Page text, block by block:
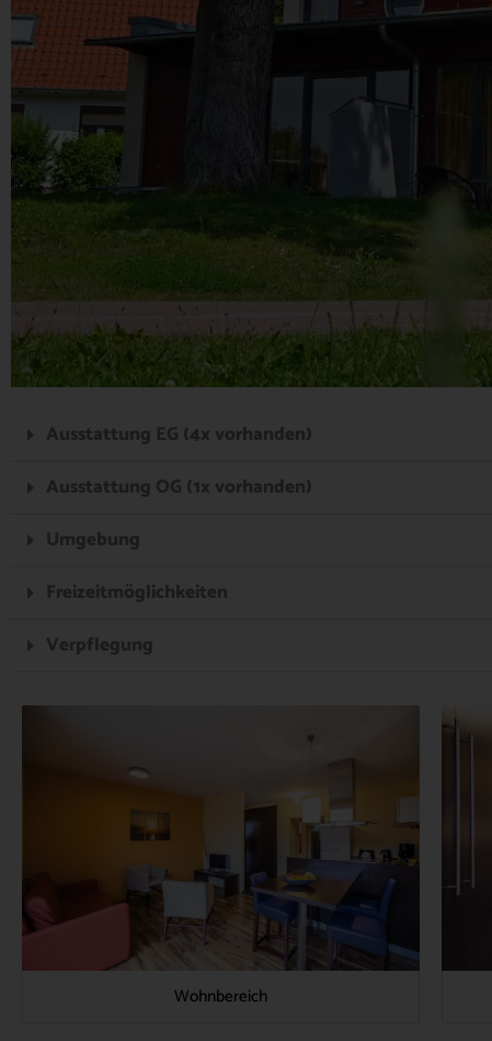
Ausstattung EG (4x vorhanden)
Ausstattung OG (1x vorhanden)
Umgebung
Freizeitmöglichkeiten
Verpflegung
Wohnbereich